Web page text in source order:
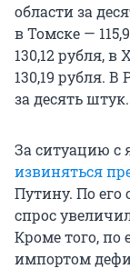
области за
в Томске —
130,12 рубля,
130,19 рубля. В
за десять штук.
За ситуацию с
извиняться
Путину. По его
спрос
Кроме того, по
импортом